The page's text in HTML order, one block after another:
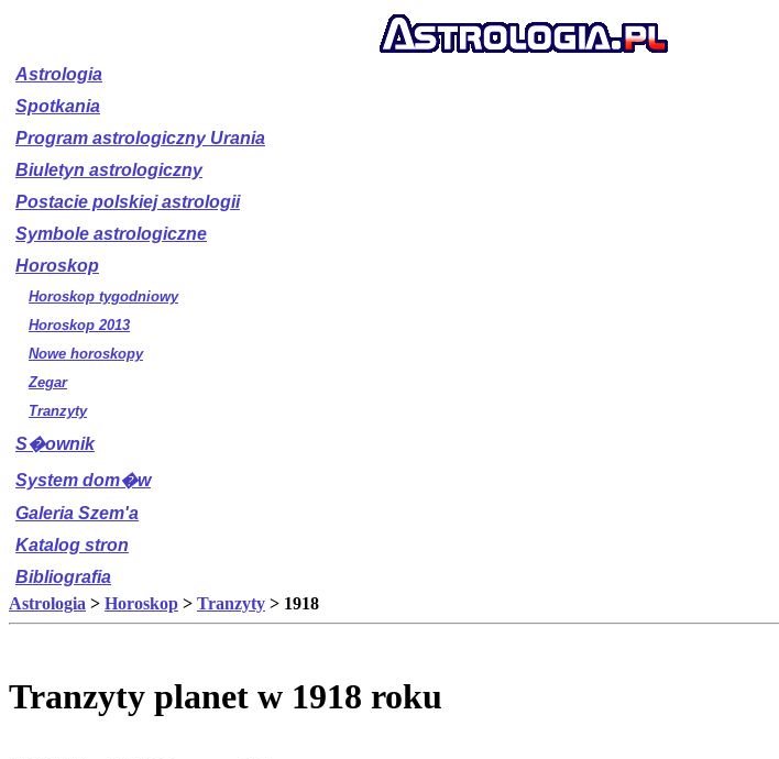
Astrologia
Spotkania
Program astrologiczny Urania
Biuletyn astrologiczny
Postacie polskiej astrologii
Symbole astrologiczne
Horoskop
Horoskop tygodniowy
Horoskop 2013
Nowe horoskopy
Zegar
Tranzyty
S�ownik
System dom�w
Galeria Szem'a
Katalog stron
Bibliografia
Astrologia > Horoskop > Tranzyty > 1918
Tranzyty planet w 1918 roku